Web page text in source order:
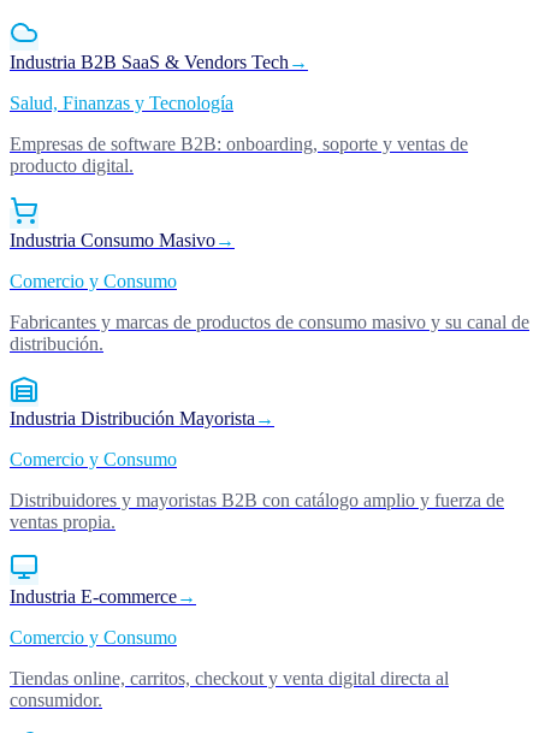
Industria B2B SaaS & Vendors Tech →
Salud, Finanzas y Tecnología
Empresas de software B2B: onboarding, soporte y ventas de
producto digital.
Industria Consumo Masivo→
Comercio y Consumo
Fabricantes y marcas de productos de consumo masivo y su canal de
distribución.
Industria Distribución Mayorista →
Comercio y Consumo
Distribuidores y mayoristas B2B con catálogo amplio y fuerza de
ventas propia.
Industria E-commerce→
Comercio y Consumo
Tiendas online, carritos, checkout y venta digital directa al
consumidor.